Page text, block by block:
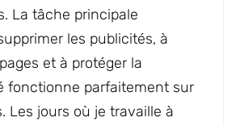
La tâche principale
les publicités, à
et à protéger la
fonctionne parfaitement sur
Les jours où je travaille à